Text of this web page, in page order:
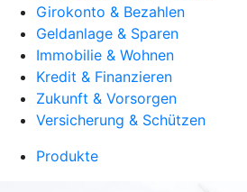
Girokonto & Bezahlen
Geldanlage & Sparen
Immobilie & Wohnen
Kredit & Finanzieren
Zukunft & Vorsorgen
Versicherung & Schützen
Produkte